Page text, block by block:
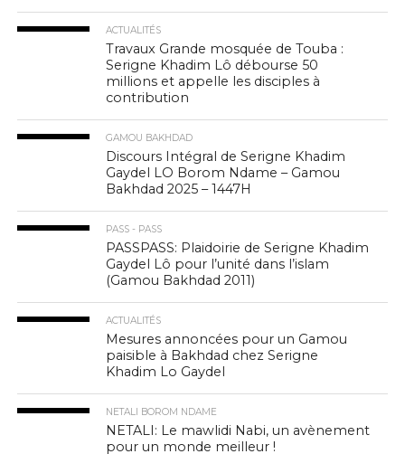
ACTUALITÉS
Travaux Grande mosquée de Touba :
Serigne Khadim Lô débourse 50
millions et appelle les disciples à
contribution
GAMOU BAKHDAD
Discours Intégral de Serigne Khadim
Gaydel LO Borom Ndame – Gamou
Bakhdad 2025 – 1447H
PASS - PASS
PASSPASS: Plaidoirie de Serigne Khadim
Gaydel Lô pour l’unité dans l’islam
(Gamou Bakhdad 2011)
ACTUALITÉS
Mesures annoncées pour un Gamou
paisible à Bakhdad chez Serigne
Khadim Lo Gaydel
NETALI BOROM NDAME
NETALI: Le mawlidi Nabi, un avènement
pour un monde meilleur !